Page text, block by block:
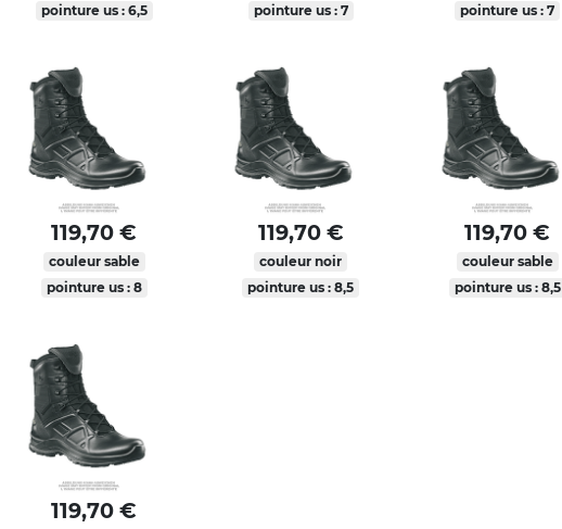
pointure us : 6,5
pointure us : 7
pointure us : 7
119,70 €
couleur sable
pointure us : 8
119,70 €
couleur noir
pointure us : 8,5
119,70 €
couleur sable
pointure us : 8,5
119,70 €